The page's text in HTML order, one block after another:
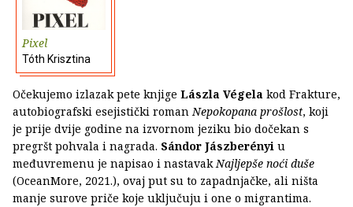
Pixel
Tóth Krisztina
Očekujemo izlazak pete knjige Lászla Végela kod Frakture,
autobiografski esejistički roman Nepokopana prošlost, koji
je prije dvije godine na izvornom jeziku bio dočekan s
pregršt pohvala i nagrada. Sándor Jászberényi u
međuvremenu je napisao i nastavak Najljepše noći duše
(OceanMore, 2021.), ovaj put su to zapadnjačke, ali ništa
manje surove priče koje uključuju i one o migrantima.